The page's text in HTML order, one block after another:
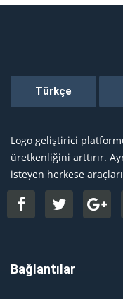
Logo geliştirici
üretkenliğini arttırır.
isteyen herkese
Bağlantılar